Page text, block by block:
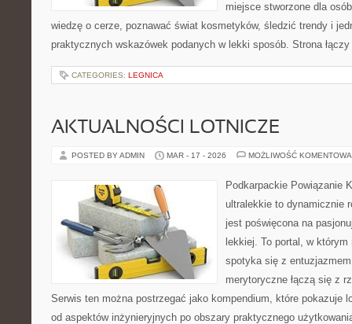
miejsce stworzone dla
wiedzę o cerze, poznawać świat kosmetyków, śledzić trendy i
praktycznych wskazówek podanych w lekki sposób. Strona
CATEGORIES: LEGNICA
AKTUALNOŚCI LOTNICZE
POSTED BY ADMIN MAR - 17 - 2026 MOŻLIWOŚĆ
Podkarpackie Powiązanie
ultralekkie to dynamicznie
jest poświęcona na
lekkiej. To portal, w
spotyka się z
merytoryczne łączą się z
Serwis ten można postrzegać jako kompendium, które pokazuje
od aspektów inżynieryjnych po obszary praktycznego